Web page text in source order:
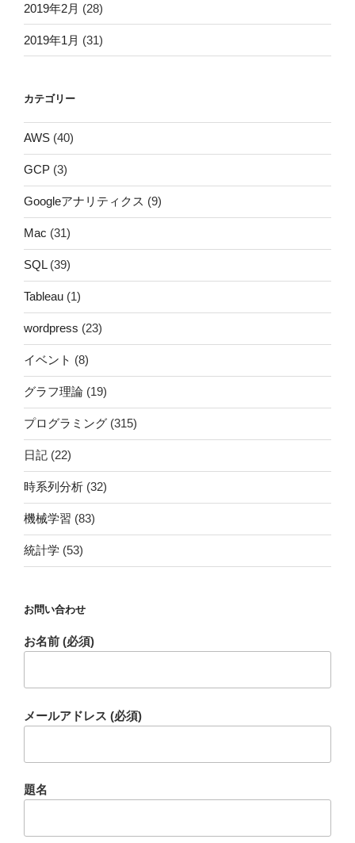
2019年2月 (28)
2019年1月 (31)
カテゴリー
AWS (40)
GCP (3)
Googleアナリティクス (9)
Mac (31)
SQL(39)
Tableau (1)
wordpress (23)
イベント (8)
グラフ理論 (19)
プログラミング (315)
日記 (22)
時系列分析 (32)
機械学習 (83)
統計学 (53)
お問い合わせ
お名前 (必須)
メールアドレス (必須)
題名